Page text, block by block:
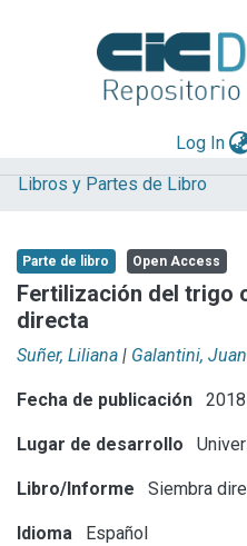
Log In
Explorar
Aportar material
Statistics
Libros y Partes de Libro
Parte de libro Open Access
Fertilización del trigo
directa
Suñer, Liliana | Galantini,
Fecha de publicación 2018
Lugar de desarrollo
Libro/Informe Siembra
Idioma Español